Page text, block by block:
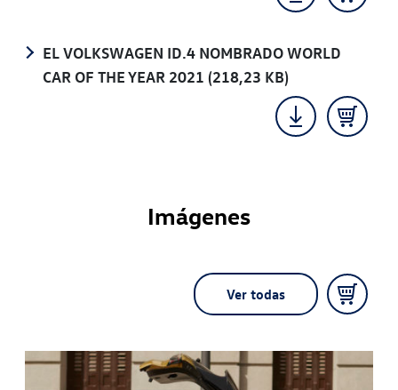
EL VOLKSWAGEN ID.4 NOMBRADO WORLD
CAR OF THE YEAR 2021 (218,23 KB)
Imágenes
Ver todas